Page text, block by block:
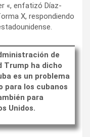
«, enfatizó Díaz-
X, respondiendo
de
Trump ha dicho
es un problema
para los cubanos
para
Unidos.